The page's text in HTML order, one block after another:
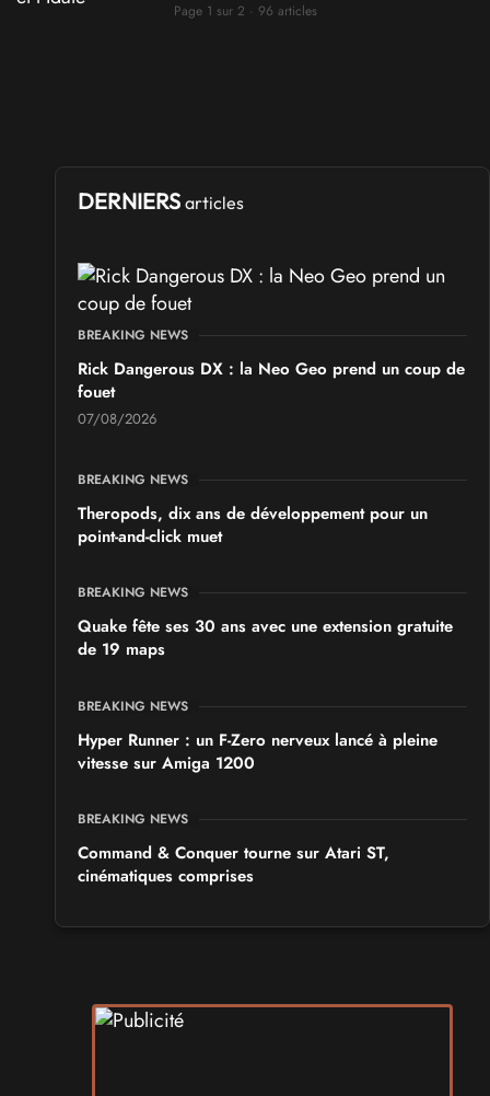
Page 1 sur 2 · 96 articles
DERNIERS articles
BREAKING NEWS
Rick Dangerous DX : la Neo Geo prend un coup de
fouet
07/08/2026
BREAKING NEWS
Theropods, dix ans de développement pour un
point-and-click muet
BREAKING NEWS
Quake fête ses 30 ans avec une extension gratuite
de 19 maps
BREAKING NEWS
Hyper Runner : un F-Zero nerveux lancé à pleine
vitesse sur Amiga 1200
BREAKING NEWS
Command & Conquer tourne sur Atari ST,
cinématiques comprises